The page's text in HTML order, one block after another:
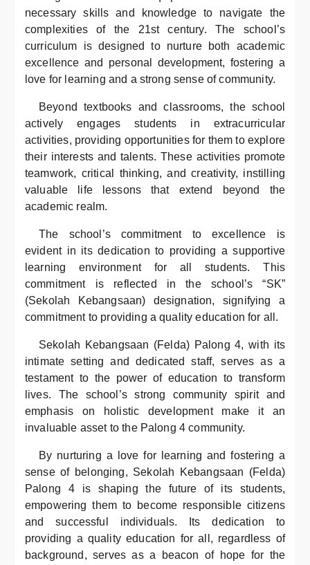
necessary skills and knowledge to navigate the
complexities of the 21st century. The school’s
curriculum is designed to nurture both academic
excellence and personal development, fostering a
love for learning and a strong sense of community.
Beyond textbooks and classrooms, the school
actively engages students in extracurricular
activities, providing opportunities for them to explore
their interests and talents. These activities promote
teamwork, critical thinking, and creativity, instilling
valuable life lessons that extend beyond the
academic realm.
The school’s commitment to excellence is
evident in its dedication to providing a supportive
learning environment for all students. This
commitment is reflected in the school’s “SK”
(Sekolah Kebangsaan) designation, signifying a
commitment to providing a quality education for all.
Sekolah Kebangsaan (Felda) Palong 4, with its
intimate setting and dedicated staff, serves as a
testament to the power of education to transform
lives. The school’s strong community spirit and
emphasis on holistic development make it an
invaluable asset to the Palong 4 community.
By nurturing a love for learning and fostering a
sense of belonging, Sekolah Kebangsaan (Felda)
Palong 4 is shaping the future of its students,
empowering them to become responsible citizens
and successful individuals. Its dedication to
providing a quality education for all, regardless of
background, serves as a beacon of hope for the